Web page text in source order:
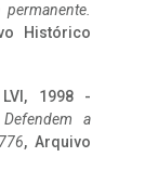
Histórico
1998 -
a
, Arquivo